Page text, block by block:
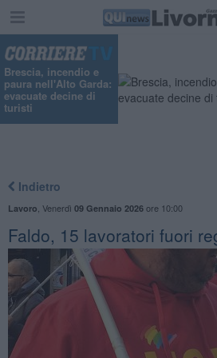
Brescia, incendio e
paura nell'Alto Garda:
evacuate decine di
turisti
Indietro
Lavoro Venerdì 09 Gennaio 2026ore 10:00
Faldo, 15 lavoratori fuori